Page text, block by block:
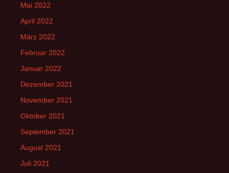
Mai 2022
April 2022
März 2022
Februar 2022
Januar 2022
Dezember 2021
November 2021
Oktober 2021
September 2021
August 2021
Juli 2021